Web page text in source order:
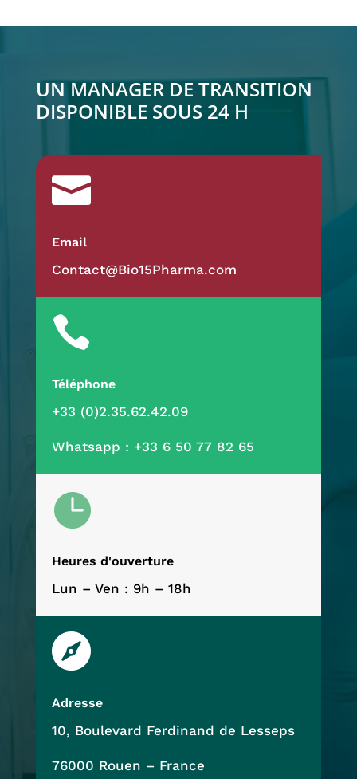
Qualité
Selon
la
ISO
19011»
UN MANAGER DE TRANSITION
DISPONIBLE SOUS 24 H

Email
Contact@Bio15Pharma.com

Téléphone
+33 (0)2.35.62.42.09
Whatsapp : +33 6 50 77 82 65

Heures d'ouverture
Lun – Ven : 9h – 18h

Adresse
10, Boulevard Ferdinand de Lesseps
76000 Rouen – France